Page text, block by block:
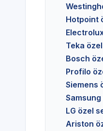
Hotpoint
Teka
Bosch
Profilo
Siemens
LG özel
Ariston